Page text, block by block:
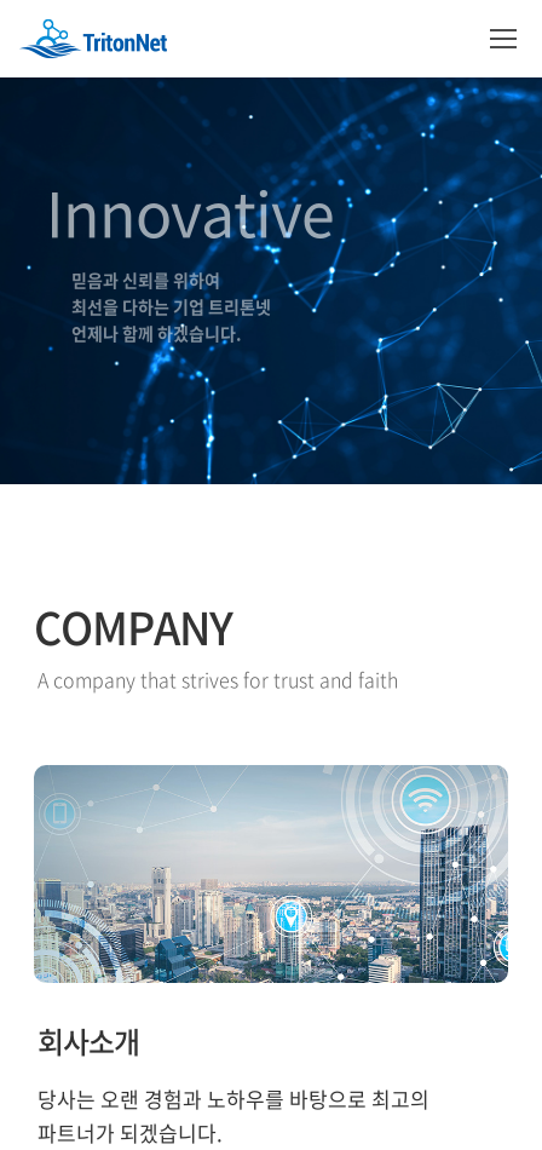
Innovative
믿음과 신뢰를 위하여
최선을 다하는 기업 트리톤넷
언제나 함께 하겠습니다.
COMPANY
A company that strives for trust and faith
회사소개
당사는 오랜 경험과 노하우를 바탕으로 최고의
파트너가 되겠습니다.